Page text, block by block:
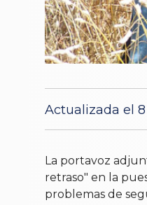
Actualizada el 8
La portavoz
retraso" en la
problemas de